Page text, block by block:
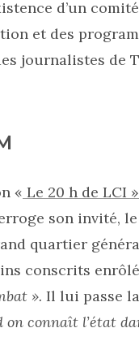
d’un
et des
journalistes de
« Le 20 h de LCI
son invité,
quartier
conscrits
». Il lui passe
connaît l’état